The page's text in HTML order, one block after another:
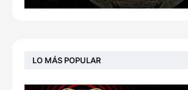
LO MÁS POPULAR